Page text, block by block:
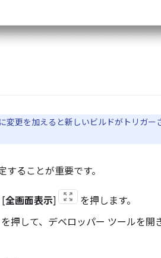
更を加えると新しいビルドがトリガー
ることが重要です。
[全画面表示]
を押します。
して、デベロッパー ツールを開き